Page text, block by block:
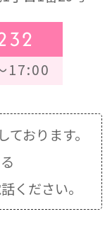
17:00
おります。
ください。